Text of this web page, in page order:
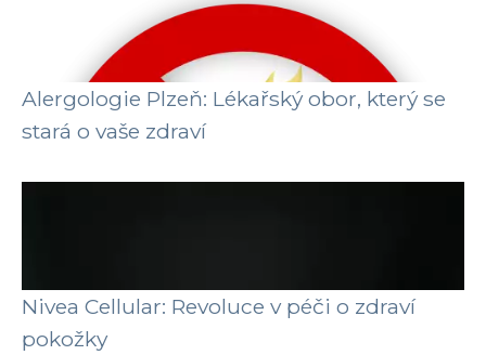
Alergologie Plzeň: Lékařský obor, který se
stará o vaše zdraví
Nivea Cellular: Revoluce v péči o zdraví
pokožky